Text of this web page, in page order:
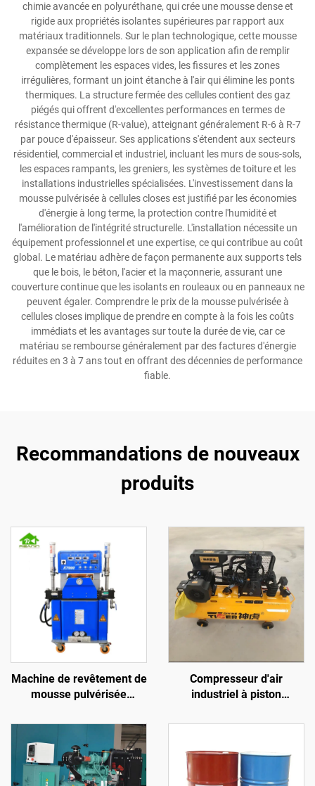
chimie avancée en polyuréthane, qui crée une mousse dense et
rigide aux propriétés isolantes supérieures par rapport aux
matériaux traditionnels. Sur le plan technologique, cette mousse
expansée se développe lors de son application afin de remplir
complètement les espaces vides, les fissures et les zones
irrégulières, formant un joint étanche à l'air qui élimine les ponts
thermiques. La structure fermée des cellules contient des gaz
piégés qui offrent d'excellentes performances en termes de
résistance thermique (R-value), atteignant généralement R-6 à R-7
par pouce d'épaisseur. Ses applications s'étendent aux secteurs
résidentiel, commercial et industriel, incluant les murs de sous-sols,
les espaces rampants, les greniers, les systèmes de toiture et les
installations industrielles spécialisées. L'investissement dans la
mousse pulvérisée à cellules closes est justifié par les économies
d'énergie à long terme, la protection contre l'humidité et
l'amélioration de l'intégrité structurelle. L'installation nécessite un
équipement professionnel et une expertise, ce qui contribue au coût
global. Le matériau adhère de façon permanente aux supports tels
que le bois, le béton, l'acier et la maçonnerie, assurant une
couverture continue que les isolants en rouleaux ou en panneaux ne
peuvent égaler. Comprendre le prix de la mousse pulvérisée à
cellules closes implique de prendre en compte à la fois les coûts
immédiats et les avantages sur toute la durée de vie, car ce
matériau se rembourse généralement par des factures d'énergie
réduites en 3 à 7 ans tout en offrant des décennies de performance
fiable.
Recommandations de nouveaux
produits
Machine de revêtement de
mousse pulvérisée
polyuréthane et polyurée
de qualité K7000 certifiée
CE
Compresseur d'air
industriel à piston